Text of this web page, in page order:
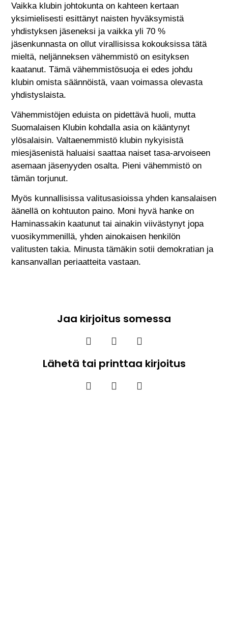
Vaikka klubin johtokunta on kahteen kertaan
yksimielisesti esittänyt naisten hyväksymistä
yhdistyksen jäseneksi ja vaikka yli 70 %
jäsenkunnasta on ollut virallisissa kokouksissa tätä
mieltä, neljänneksen vähemmistö on esityksen
kaatanut. Tämä vähemmistösuoja ei edes johdu
klubin omista säännöistä, vaan voimassa olevasta
yhdistyslaista.
Vähemmistöjen eduista on pidettävä huoli, mutta
Suomalaisen Klubin kohdalla asia on kääntynyt
ylösalaisin. Valtaenemmistö klubin nykyisistä
miesjäsenistä haluaisi saattaa naiset tasa-arvoiseen
asemaan jäsenyyden osalta. Pieni vähemmistö on
tämän torjunut.
Myös kunnallisissa valitusasioissa yhden kansalaisen
äänellä on kohtuuton paino. Moni hyvä hanke on
Haminassakin kaatunut tai ainakin viivästynyt jopa
vuosikymmenillä, yhden ainokaisen henkilön
valitusten takia. Minusta tämäkin sotii demokratian ja
kansanvallan periaatteita vastaan.
Jaa kirjoitus somessa
Lähetä tai printtaa kirjoitus